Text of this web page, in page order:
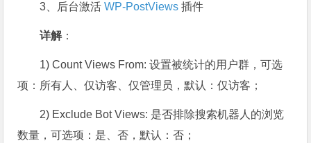
3、后台激活WP-PostViews 插件
详解：
1) Count Views From: 设置被统计的用户群，可选
项：所有人、仅访客、仅管理员，默认：仅访客；
2) Exclude Bot Views: 是否排除搜索机器人的浏览
数量，可选项：是、否，默认：否；